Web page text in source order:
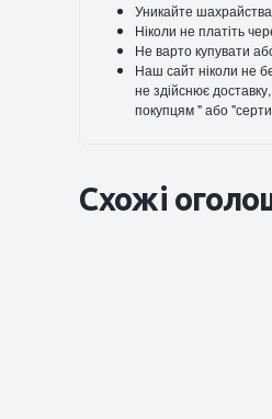
Уникайте
Ніколи не платіть
Не варто купувати
Наш сайт ніколи не
не здійснює
покупцям " або
Схожі